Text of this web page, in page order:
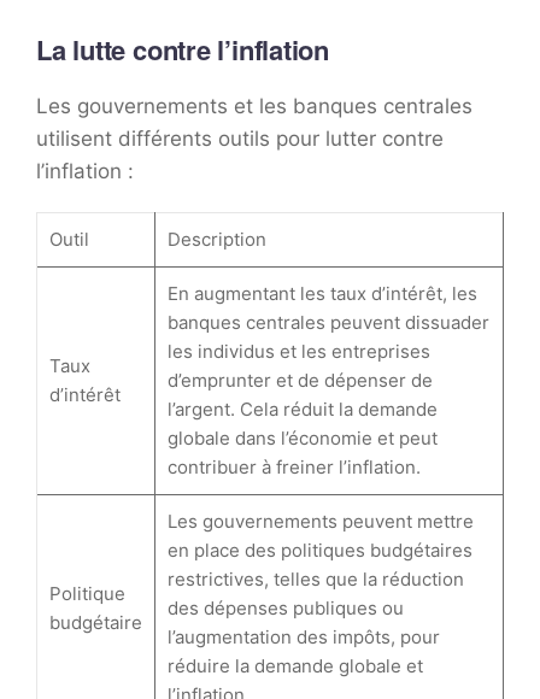
La lutte contre l’inflation
Les gouvernements et les banques centrales
utilisent différents outils pour lutter contre
l’inflation :
Outil Description
Taux
d’intérêt
En augmentant les taux d’intérêt, les
banques centrales peuvent dissuader
les individus et les entreprises
d’emprunter et de dépenser de
l’argent. Cela réduit la demande
globale dans l’économie et peut
contribuer à freiner l’inflation.
Politique
budgétaire
Les gouvernements peuvent mettre
en place des politiques budgétaires
restrictives, telles que la réduction
des dépenses publiques ou
l’augmentation des impôts, pour
réduire la demande globale et